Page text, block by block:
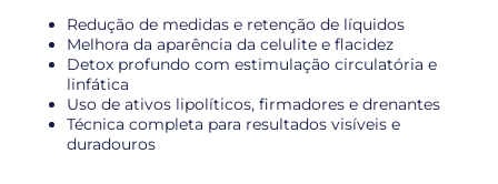
Redução de medidas e retenção de líquidos
Melhora da aparência da celulite e flacidez
Detox profundo com estimulação circulatória e
linfática
Uso de ativos lipolíticos, firmadores e drenantes
Técnica completa para resultados visíveis e
duradouros